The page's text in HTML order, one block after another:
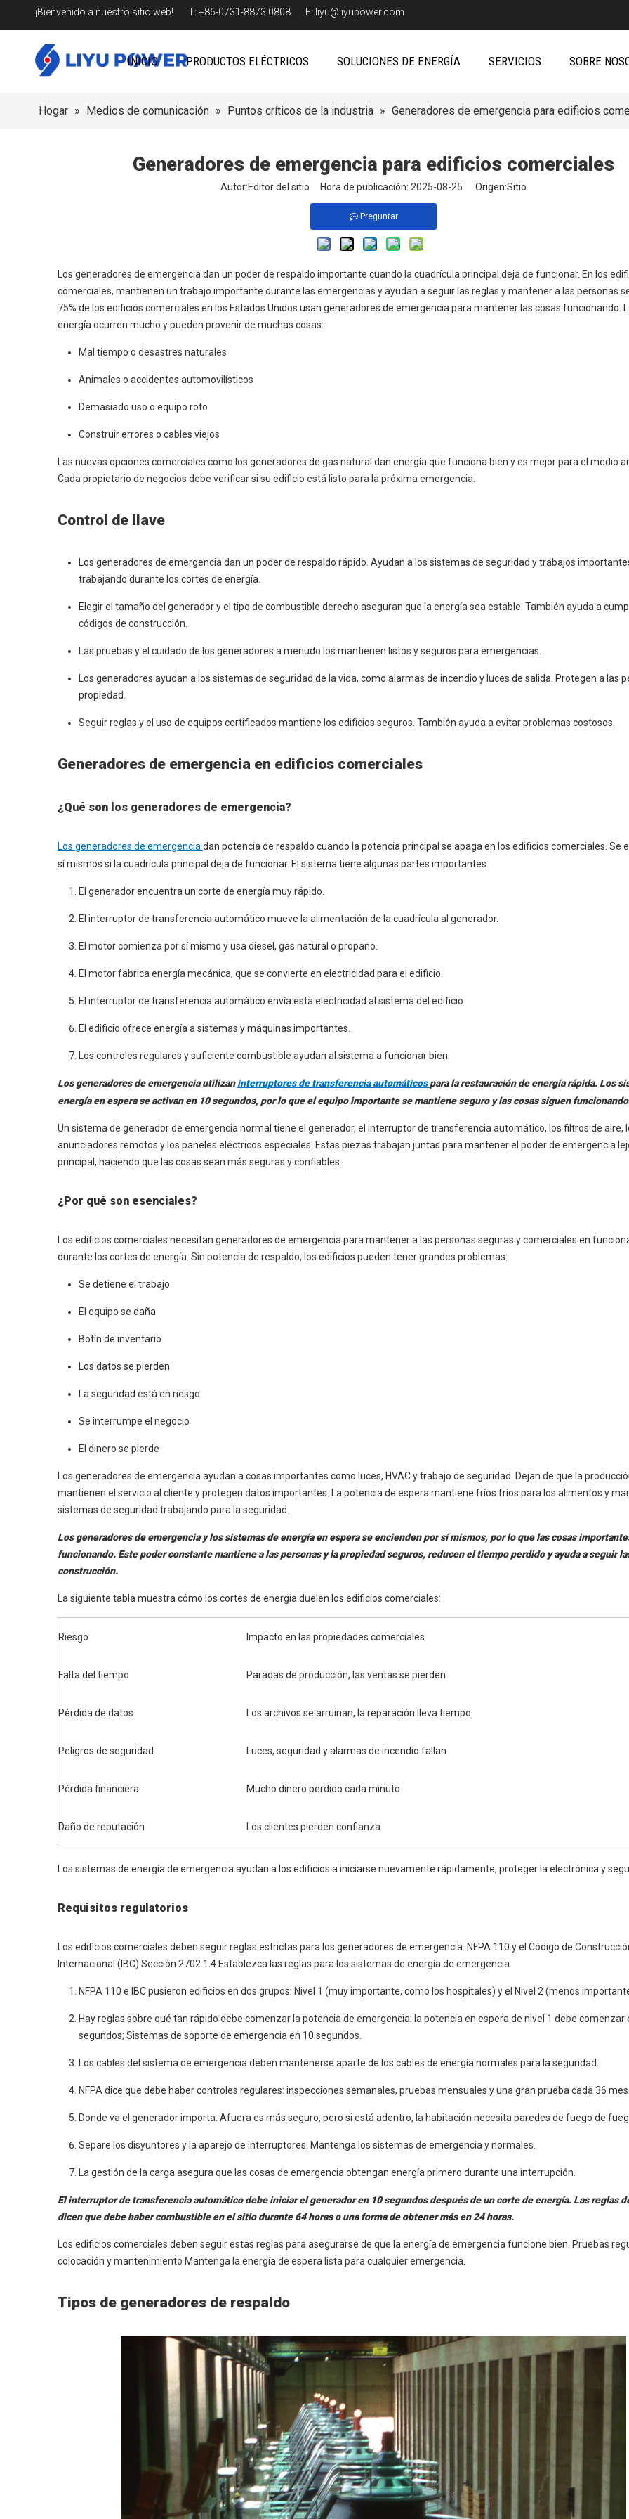
¡Bienvenido a nuestro sitio web! T: +86-0731-8873 0808 E: liyu@liyupower.com
INICIO PRODUCTOS ELÉCTRICOS SOLUCIONES DE ENERGÍA SERVICIOS SOBRE
Hogar » Medios de comunicación » Puntos críticos de la industria » Generadores de emergencia para edificios
Generadores de emergencia para edificios comerciales
Autor:Editor del sitio Hora de publicación: 2025-08-25 Origen:Sitio
Preguntar
Los generadores de emergencia dan un poder de respaldo importante cuando la cuadrícula principal deja de funcionar. En los
comerciales, mantienen un trabajo importante durante las emergencias y ayudan a seguir las reglas y mantener a las personas
75% de los edificios comerciales en los Estados Unidos usan generadores de emergencia para mantener las cosas funcionando.
energía ocurren mucho y pueden provenir de muchas cosas:
Mal tiempo o desastres naturales
Animales o accidentes automovilísticos
Demasiado uso o equipo roto
Construir errores o cables viejos
Las nuevas opciones comerciales como los generadores de gas natural dan energía que funciona bien y es mejor para el medio
Cada propietario de negocios debe verificar si su edificio está listo para la próxima emergencia.
Control de llave
Los generadores de emergencia dan un poder de respaldo rápido. Ayudan a los sistemas de seguridad y trabajos
trabajando durante los cortes de energía.
Elegir el tamaño del generador y el tipo de combustible derecho aseguran que la energía sea estable. También ayuda a
códigos de construcción.
Las pruebas y el cuidado de los generadores a menudo los mantienen listos y seguros para emergencias.
Los generadores ayudan a los sistemas de seguridad de la vida, como alarmas de incendio y luces de salida. Protegen a las
propiedad.
Seguir reglas y el uso de equipos certificados mantiene los edificios seguros. También ayuda a evitar problemas costosos.
Generadores de emergencia en edificios comerciales
¿Qué son los generadores de emergencia?
Los generadores de emergencia dan potencia de respaldo cuando la potencia principal se apaga en los edificios comerciales. Se
sí mismos si la cuadrícula principal deja de funcionar. El sistema tiene algunas partes importantes:
El generador encuentra un corte de energía muy rápido.
El interruptor de transferencia automático mueve la alimentación de la cuadrícula al generador.
El motor comienza por sí mismo y usa diesel, gas natural o propano.
El motor fabrica energía mecánica, que se convierte en electricidad para el edificio.
El interruptor de transferencia automático envía esta electricidad al sistema del edificio.
El edificio ofrece energía a sistemas y máquinas importantes.
Los controles regulares y suficiente combustible ayudan al sistema a funcionar bien.
Los generadores de emergencia utilizaninterruptores de transferencia automáticospara la restauración de energía rápida. Los
energía en espera se activan en 10 segundos, por lo que el equipo importante se mantiene seguro y las cosas siguen
Un sistema de generador de emergencia normal tiene el generador, el interruptor de transferencia automático, los filtros de aire,
anunciadores remotos y los paneles eléctricos especiales. Estas piezas trabajan juntas para mantener el poder de emergencia
principal, haciendo que las cosas sean más seguras y confiables.
¿Por qué son esenciales?
Los edificios comerciales necesitan generadores de emergencia para mantener a las personas seguras y comerciales en
durante los cortes de energía. Sin potencia de respaldo, los edificios pueden tener grandes problemas:
Se detiene el trabajo
El equipo se daña
Botín de inventario
Los datos se pierden
La seguridad está en riesgo
Se interrumpe el negocio
El dinero se pierde
Los generadores de emergencia ayudan a cosas importantes como luces, HVAC y trabajo de seguridad. Dejan de que la
mantienen el servicio al cliente y protegen datos importantes. La potencia de espera mantiene fríos fríos para los alimentos y
sistemas de seguridad trabajando para la seguridad.
Los generadores de emergencia y los sistemas de energía en espera se encienden por sí mismos, por lo que las cosas
funcionando. Este poder constante mantiene a las personas y la propiedad seguros, reducen el tiempo perdido y ayuda a seguir
construcción.
La siguiente tabla muestra cómo los cortes de energía duelen los edificios comerciales:
Riesgo Impacto en las propiedades comerciales
Falta del tiempo Paradas de producción, las ventas se pierden
Pérdida de datos Los archivos se arruinan, la reparación lleva tiempo
Peligros de seguridad Luces, seguridad y alarmas de incendio fallan
Pérdida financiera Mucho dinero perdido cada minuto
Daño de reputación Los clientes pierden confianza
Los sistemas de energía de emergencia ayudan a los edificios a iniciarse nuevamente rápidamente, proteger la electrónica y
Requisitos regulatorios
Los edificios comerciales deben seguir reglas estrictas para los generadores de emergencia. NFPA 110 y el Código de
Internacional (IBC) Sección 2702.1.4 Establezca las reglas para los sistemas de energía de emergencia.
NFPA 110 e IBC pusieron edificios en dos grupos: Nivel 1 (muy importante, como los hospitales) y el Nivel 2 (menos
Hay reglas sobre qué tan rápido debe comenzar la potencia de emergencia: la potencia en espera de nivel 1 debe comenzar
segundos; Sistemas de soporte de emergencia en 10 segundos.
Los cables del sistema de emergencia deben mantenerse aparte de los cables de energía normales para la seguridad.
NFPA dice que debe haber controles regulares: inspecciones semanales, pruebas mensuales y una gran prueba cada 36
Donde va el generador importa. Afuera es más seguro, pero si está adentro, la habitación necesita paredes de fuego de
Separe los disyuntores y la aparejo de interruptores. Mantenga los sistemas de emergencia y normales.
La gestión de la carga asegura que las cosas de emergencia obtengan energía primero durante una interrupción.
El interruptor de transferencia automático debe iniciar el generador en 10 segundos después de un corte de energía. Las reglas
dicen que debe haber combustible en el sitio durante 64 horas o una forma de obtener más en 24 horas.
Los edificios comerciales deben seguir estas reglas para asegurarse de que la energía de emergencia funcione bien. Pruebas
colocación y mantenimiento Mantenga la energía de espera lista para cualquier emergencia.
Tipos de generadores de respaldo